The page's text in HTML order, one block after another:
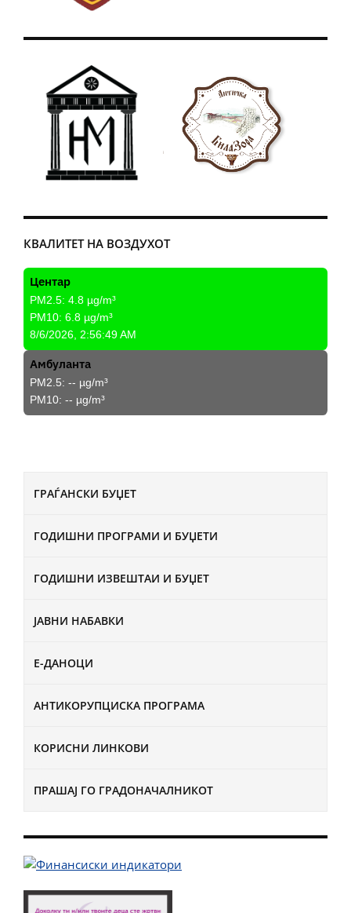
ГРАЃАНСКИ БУЏЕТ
ГОДИШНИ ПРОГРАМИ И БУЏЕТИ
ГОДИШНИ ИЗВЕШТАИ И БУЏЕТ
ЈАВНИ НАБАВКИ
Е-ДАНОЦИ
АНТИКОРУПЦИСКА ПРОГРАМА
КОРИСНИ ЛИНКОВИ
ПРАШАЈ ГО ГРАДОНАЧАЛНИКОТ
КВАЛИТЕТ НА ВОЗДУХОТ
Центар
PM2.5: 4.8 µg/m³
PM10: 6.8 µg/m³
8/6/2026, 2:56:49 AM
Амбуланта
PM2.5: -- µg/m³
PM10: -- µg/m³